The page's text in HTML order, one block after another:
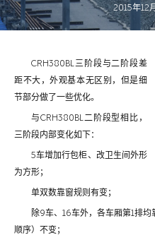
2015年12
CRH380BL三阶段与二阶段差
距不大，外观基本无区别，但是细
节部分做了一些优化。
与CRH380BL二阶段型相比，
三阶段内部变化如下：
5车增加行包柜、改卫生间外形
为方形；
单双数靠窗规则有变；
除9车、16车外，各车厢第1排
顺序）不变；